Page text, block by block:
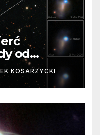
od
Niezwykle
KOSARZYCKI